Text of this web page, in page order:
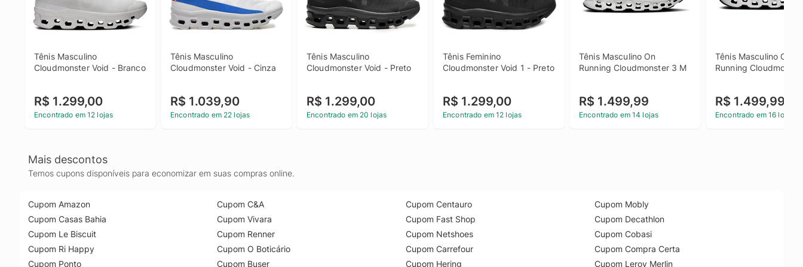
Tênis Masculino
Cloudmonster Void - Branco
R$ 1.299,00
Encontrado em 12 lojas
Tênis Masculino
Cloudmonster Void - Cinza
R$ 1.039,90
Encontrado em 22 lojas
Tênis Masculino
Cloudmonster Void - Preto
R$ 1.299,00
Encontrado em 20 lojas
Tênis Feminino
Cloudmonster Void 1 - Preto
R$ 1.299,00
Encontrado em 12 lojas
Tênis Masculino On
Running Cloudmonster 3 M
R$ 1.499,99
Encontrado em 14 lojas
Tênis Masculino On
Running
R$ 1.499,99
Encontrado em 16 lojas
Mais descontos
Temos cupons disponíveis para economizar em suas compras online.
Cupom Amazon
Cupom Casas Bahia
Cupom Le Biscuit
Cupom Ri Happy
Cupom Ponto
Cupom C&A
Cupom Vivara
Cupom Renner
Cupom O Boticário
Cupom Buser
Cupom Centauro
Cupom Fast Shop
Cupom Netshoes
Cupom Carrefour
Cupom Hering
Cupom Mobly
Cupom Decathlon
Cupom Cobasi
Cupom Compra Certa
Cupom Leroy Merlin